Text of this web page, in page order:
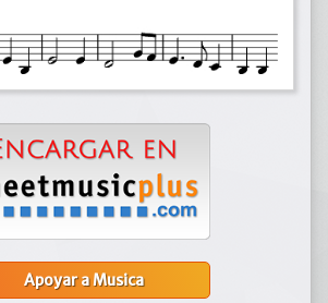
Apoyar a Musica